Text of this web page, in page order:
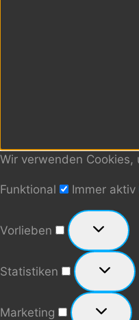
Wir verwenden Cookies,
Funktional
Immer aktiv
Vorlieben
Vorlieben
Statistiken
Statistiken
Marketing
Marketing